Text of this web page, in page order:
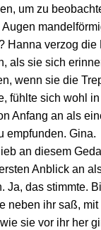
um zu
Hanna verzog die
als sie sich
wenn sie die
fühlte sich wohl
Anfang an als
empfunden. Gina.
an diesem
Anblick an
Ja, das stimmte.
neben ihr saß,
sie vor ihr her